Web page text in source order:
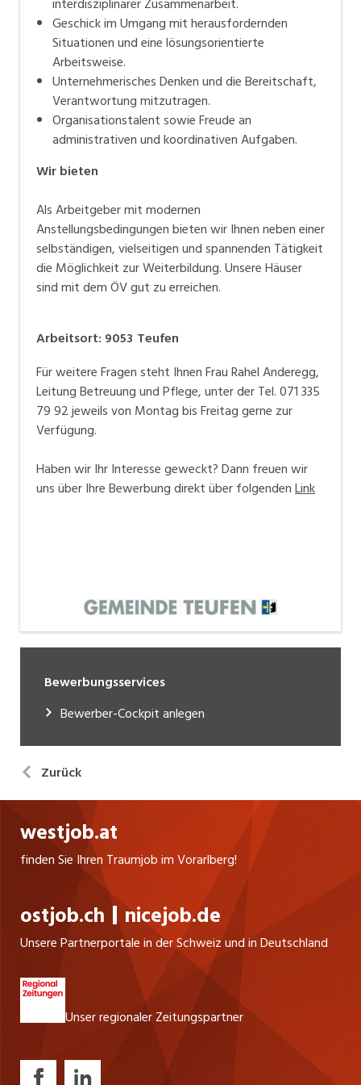
Geschick im Umgang mit herausfordernden
Situationen und eine lösungsorientierte
Arbeitsweise.
Unternehmerisches Denken und die Bereitschaft,
Verantwortung mitzutragen.
Organisationstalent sowie Freude an
administrativen und koordinativen Aufgaben.
Wir bieten
Als Arbeitgeber mit modernen
Anstellungsbedingungen bieten wir Ihnen neben einer
selbständigen, vielseitigen und spannenden Tätigkeit
die Möglichkeit zur Weiterbildung. Unsere Häuser
sind mit dem ÖV gut zu erreichen.
Arbeitsort: 9053 Teufen
Für weitere Fragen steht Ihnen Frau Rahel Anderegg,
Leitung Betreuung und Pflege, unter der Tel. 071 335
79 92 jeweils von Montag bis Freitag gerne zur
Verfügung.
Haben wir Ihr Interesse geweckt? Dann freuen wir
uns über Ihre Bewerbung direkt über folgendenLink
Bewerbungsservices
Bewerber-Cockpit anlegen
Zurück
westjob.at
finden Sie Ihren Traumjob im Vorarlberg!
ostjob.ch nicejob.de
Unsere Partnerportale in der Schweiz und in Deutschland
Unser regionaler Zeitungspartner